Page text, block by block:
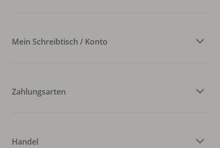
Mein Schreibtisch / Konto
Zahlungsarten
Handel